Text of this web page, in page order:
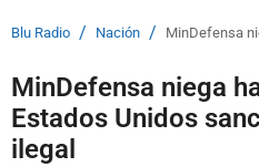
Blu Radio / Nación / MinDefensa
MinDefensa niega
Estados Unidos
ilegal